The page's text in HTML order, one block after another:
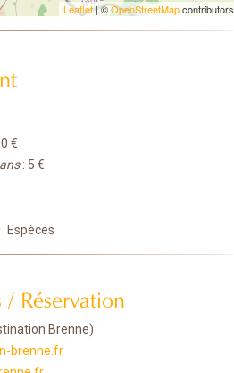
Leaflet| ©OpenStreetMapcontributors
€
: 5 €
Espèces
/ Réservation
Brenne)
brenne.fr